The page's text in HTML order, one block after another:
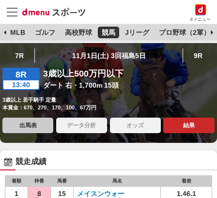
dメニュー
MLB ゴルフ 高校野球 競馬 Jリーグ プロ野球（2軍）
7R 11月1日(土) 3回福島5日 9R
8R
13:40
3歳以上500万円以下
ダート 右・1,700m 15頭
3歳以上 若手騎手 定量
本賞金：670、270、170、100、67万円
出馬表 データ分析 オッズ 結果
競走成績
着順 枠番 馬番 馬名 着差
1 8 15 メイスンウォー
1.46.1